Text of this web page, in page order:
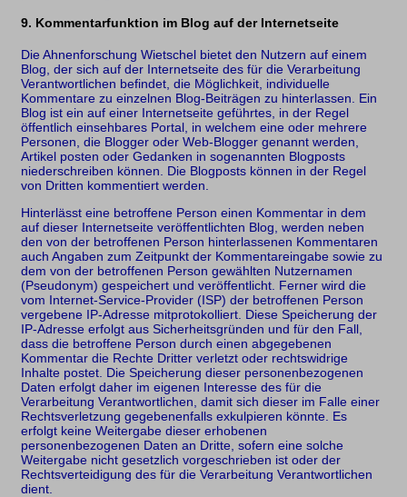
9. Kommentarfunktion im Blog auf der Internetseite
Die Ahnenforschung Wietschel bietet den Nutzern auf einem
Blog, der sich auf der Internetseite des für die Verarbeitung
Verantwortlichen befindet, die Möglichkeit, individuelle
Kommentare zu einzelnen Blog-Beiträgen zu hinterlassen. Ein
Blog ist ein auf einer Internetseite geführtes, in der Regel
öffentlich einsehbares Portal, in welchem eine oder mehrere
Personen, die Blogger oder Web-Blogger genannt werden,
Artikel posten oder Gedanken in sogenannten Blogposts
niederschreiben können. Die Blogposts können in der Regel
von Dritten kommentiert werden.
Hinterlässt eine betroffene Person einen Kommentar in dem
auf dieser Internetseite veröffentlichten Blog, werden neben
den von der betroffenen Person hinterlassenen Kommentaren
auch Angaben zum Zeitpunkt der Kommentareingabe sowie zu
dem von der betroffenen Person gewählten Nutzernamen
(Pseudonym) gespeichert und veröffentlicht. Ferner wird die
vom Internet-Service-Provider (ISP) der betroffenen Person
vergebene IP-Adresse mitprotokolliert. Diese Speicherung der
IP-Adresse erfolgt aus Sicherheitsgründen und für den Fall,
dass die betroffene Person durch einen abgegebenen
Kommentar die Rechte Dritter verletzt oder rechtswidrige
Inhalte postet. Die Speicherung dieser personenbezogenen
Daten erfolgt daher im eigenen Interesse des für die
Verarbeitung Verantwortlichen, damit sich dieser im Falle einer
Rechtsverletzung gegebenenfalls exkulpieren könnte. Es
erfolgt keine Weitergabe dieser erhobenen
personenbezogenen Daten an Dritte, sofern eine solche
Weitergabe nicht gesetzlich vorgeschrieben ist oder der
Rechtsverteidigung des für die Verarbeitung Verantwortlichen
dient.